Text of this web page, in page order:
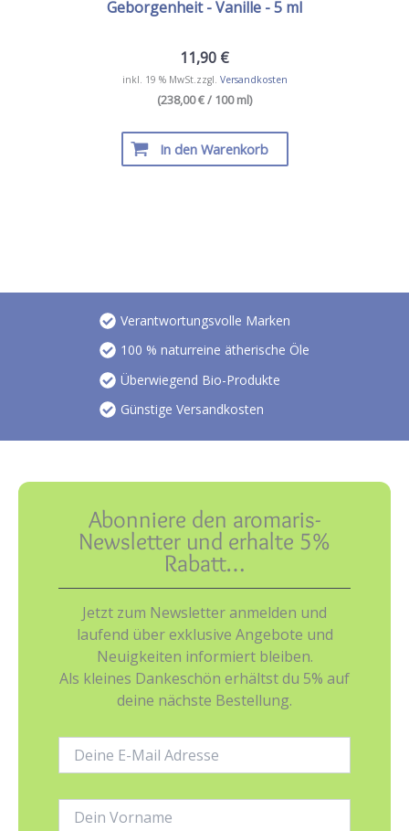
Geborgenheit - Vanille - 5 ml
11,90 €
inkl. 19 % MwSt.zzgl. Versandkosten
(238,00 € / 100 ml)
In den Warenkorb
Verantwortungsvolle Marken
100 % naturreine ätherische Öle
Überwiegend Bio-Produkte
Günstige Versandkosten
Abonniere den aromaris-
Newsletter und erhalte 5%
Rabatt…
Jetzt zum Newsletter anmelden und
laufend über exklusive Angebote und
Neuigkeiten informiert bleiben.
Als kleines Dankeschön erhältst du 5% auf
deine nächste Bestellung.
Mail-